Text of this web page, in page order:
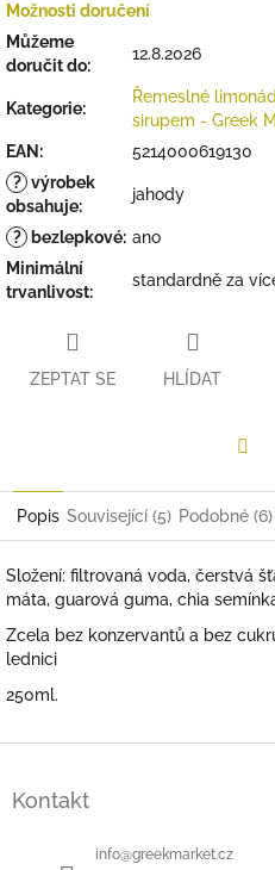
Možnosti doručení
Můžeme
doručit do:
12.8.2026
Kategorie:
Řemeslné
sirupem - Greek
EAN :
5214000619130
? výrobek
obsahuje:
jahody
? bezlepkové: ano
Minimální
trvanlivost:
standardně za
ZEPTAT SE HLÍDAT
Popis Související (5) Podobné (6)
Složení: filtrovaná voda, čerstvá
máta, guarová guma, chia
Zcela bez konzervantů a bez
lednici
250ml.
Kontakt
info@greekmarket.cz